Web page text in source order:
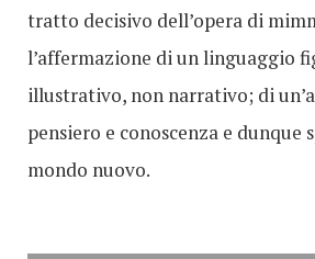
tratto decisivo dell’opera di
l’affermazione di un linguaggio
illustrativo, non narrativo; di
pensiero e conoscenza e dunque
mondo nuovo.